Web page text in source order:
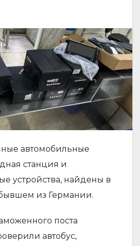
автомобильные
станция и
устройства, найдены в
из Германии.
поста
автобус,